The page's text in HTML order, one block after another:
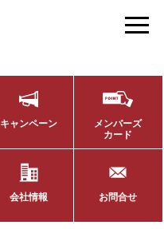
キャンペーン
メンバーズ
カード
会社情報 お問合せ